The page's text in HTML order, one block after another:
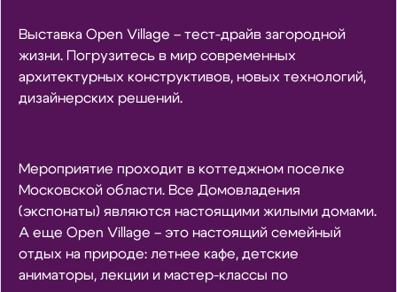
Выставка Open Village – тест-драйв загородной
жизни. Погрузитесь в мир современных
архитектурных конструктивов, новых технологий,
дизайнерских решений.
Мероприятие проходит в коттеджном поселке
Московской области. Все Домовладения
(экспонаты) являются настоящими жилыми домами.
А еще Open Village – это настоящий семейный
отдых на природе: летнее кафе, детские
аниматоры, лекции и мастер-классы по